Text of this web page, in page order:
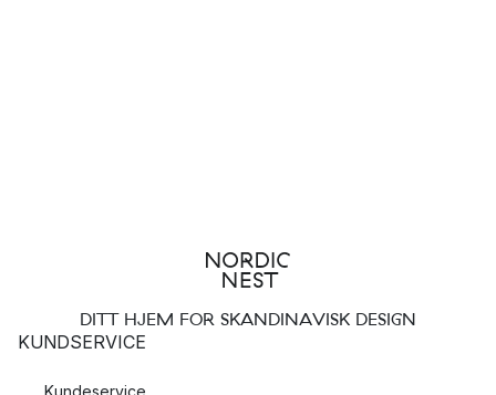
DITT HJEM FOR SKANDINAVISK DESIGN
KUNDSERVICE
Kundeservice